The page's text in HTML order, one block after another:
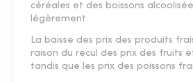
céréales et des boissons
légèrement.
La baisse des prix des produits
raison du recul des prix des fruits
tandis que les prix des poissons